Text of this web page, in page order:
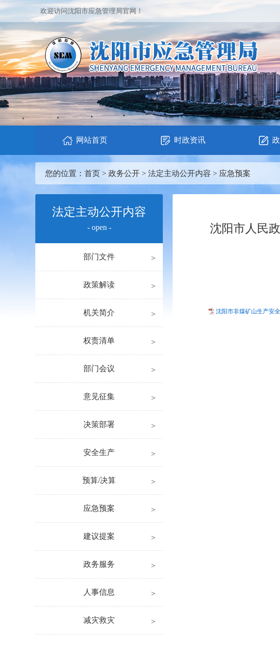
欢迎访问沈阳市应急管理局官网！
网站首页 时政资讯
您的位置： 首页 > 政务公开 > 法定主动公开内容 > 应急预案
法定主动公开内容
- open -
部门文件
政策解读
机关简介
权责清单
部门会议
意见征集
决策部署
安全生产
预算/决算
应急预案
建议提案
政务服务
人事信息
减灾救灾
沈阳市人民
沈阳市非煤矿山生产安